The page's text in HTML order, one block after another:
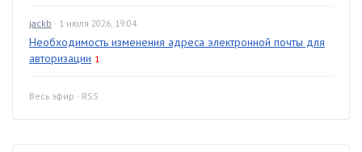
jackb · 1 июля 2026, 19:04
Необходимость изменения адреса электронной почты для
авторизации 1
Весь эфир · RSS